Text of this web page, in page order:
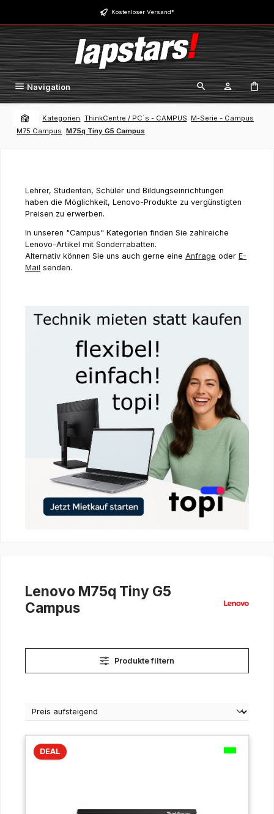
Zum Hauptinhalt springen Kostenloser Versand*
Navigation
Kategorien ThinkCentre / PC´s - CAMPUS M-Serie - Campus
M75 Campus M75q Tiny G5 Campus
Lehrer, Studenten, Schüler und Bildungseinrichtungen
haben die Möglichkeit, Lenovo-Produkte zu vergünstigten
Preisen zu erwerben.
In unseren "Campus" Kategorien finden Sie zahlreiche
Lenovo-Artikel mit Sonderrabatten.
Alternativ können Sie uns auch gerne eine Anfrage oder E-
Mail senden.
Lenovo M75q Tiny G5
Campus
Produkte filtern
DEAL